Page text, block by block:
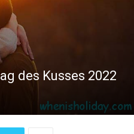
des Kusses 2022